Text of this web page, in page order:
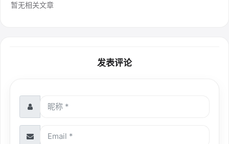
暂无相关文章
发表评论